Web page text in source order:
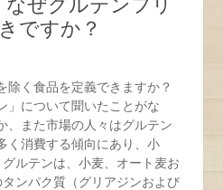
ぜグルテンフリ
ですか？
除く食品を定義できますか？
」について聞いたことがな
、また市場の人々はグルテン
く消費する傾向にあり、小
ルテンは、小麦、オート麦お
ンパク質（グリアジンおよび